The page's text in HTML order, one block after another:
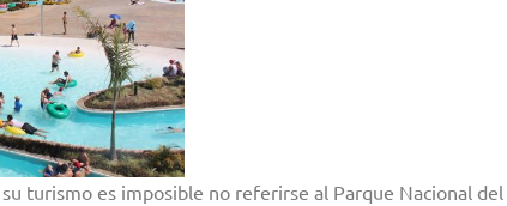
turismo es imposible no referirse al Parque Nacional del